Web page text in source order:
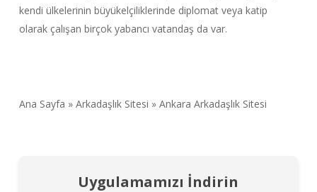
kendi ülkelerinin büyükelçiliklerinde diplomat veya katip
olarak çalışan birçok yabancı vatandaş da var.
Ana Sayfa » Arkadaşlık Sitesi » Ankara Arkadaşlık Sitesi
Uygulamamızı İndirin